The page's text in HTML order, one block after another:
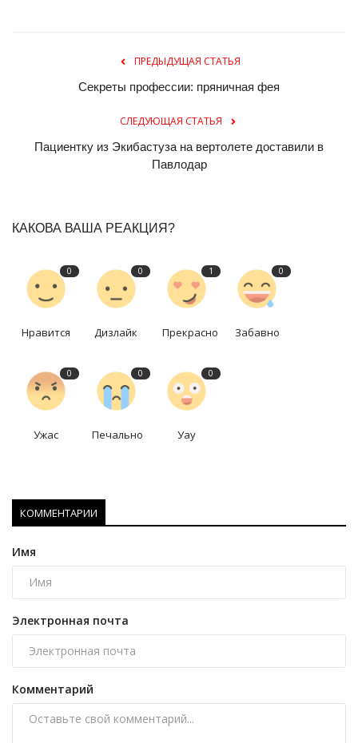
ПРЕДЫДУЩАЯ СТАТЬЯ
Секреты профессии: пряничная фея
СЛЕДУЮЩАЯ СТАТЬЯ
Пациентку из Экибастуза на вертолете доставили в
Павлодар
КАКОВА ВАША РЕАКЦИЯ?
0
Нравится
0
Дизлайк
1
Прекрасно
0
Забавно
0
Ужас
0
Печально
0
Уау
КОММЕНТАРИИ
Имя
Электронная почта
Комментарий